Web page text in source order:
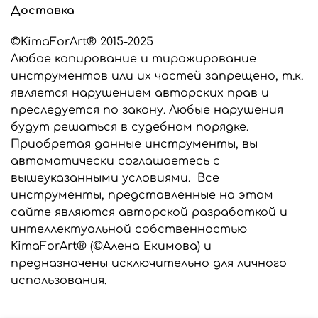
Доставка
©KimaForArt® 2015-2025
Любое копирование и тиражирование
инструментов или их частей запрещено, т.к.
является нарушением авторских прав и
преследуется по закону. Любые нарушения
будут решаться в судебном порядке.
Приобретая данные инструменты, вы
автоматически соглашаетесь с
вышеуказанными условиями. Все
инструменты, представленные на этом
сайте являются авторской разработкой и
интеллектуальной собственностью
KimaForArt® (©Алена Екимова) и
предназначены исключительно для личного
использования.